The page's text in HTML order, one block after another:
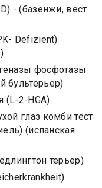
- (базенжи, вест
Defizient)
фосфотазы
бультерьер)
(L-2-HGA)
глаз комби тест
(испанская
терьер)